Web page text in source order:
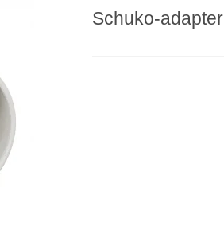
Schuko-adapter